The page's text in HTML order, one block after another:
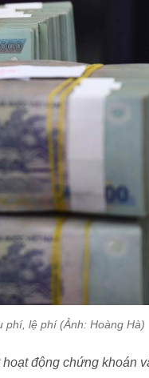
phí, lệ phí (Ảnh: Hoàng Hà)
động chứng khoán